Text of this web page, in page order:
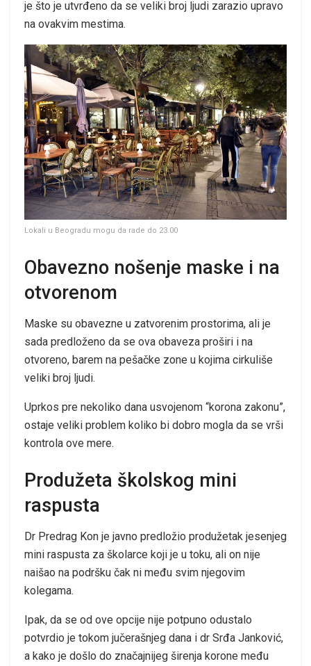
je što je utvrđeno da se veliki broj ljudi zarazio upravo
na ovakvim mestima.
Lokali u Beogradu mogu da rade do 23.00
Obavezno nošenje maske i na
otvorenom
Maske su obavezne u zatvorenim prostorima, ali je
sada predloženo da se ova obaveza proširi i na
otvoreno, barem na pešačke zone u kojima cirkuliše
veliki broj ljudi.
Uprkos pre nekoliko dana usvojenom “korona zakonu”,
ostaje veliki problem koliko bi dobro mogla da se vrši
kontrola ove mere.
Produžeta školskog mini
raspusta
Dr Predrag Kon je javno predložio produžetak jesenjeg
mini raspusta za školarce koji je u toku, ali on nije
naišao na podršku čak ni među svim njegovim
kolegama.
Ipak, da se od ove opcije nije potpuno odustalo
potvrdio je tokom jučerašnjeg dana i dr Srđa Janković,
a kako je došlo do značajnijeg širenja korone među